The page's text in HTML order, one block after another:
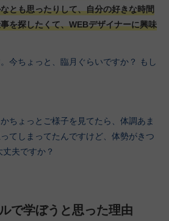
とも思ったりして、自分の好きな時間
を探したくて、WEBデザイナーに興味
今ちょっと、臨月ぐらいですか？ もし
ちょっとご様子を見てたら、体調あま
てしまってたんですけど、体勢がきつ
夫ですか？
で学ぼうと思った理由